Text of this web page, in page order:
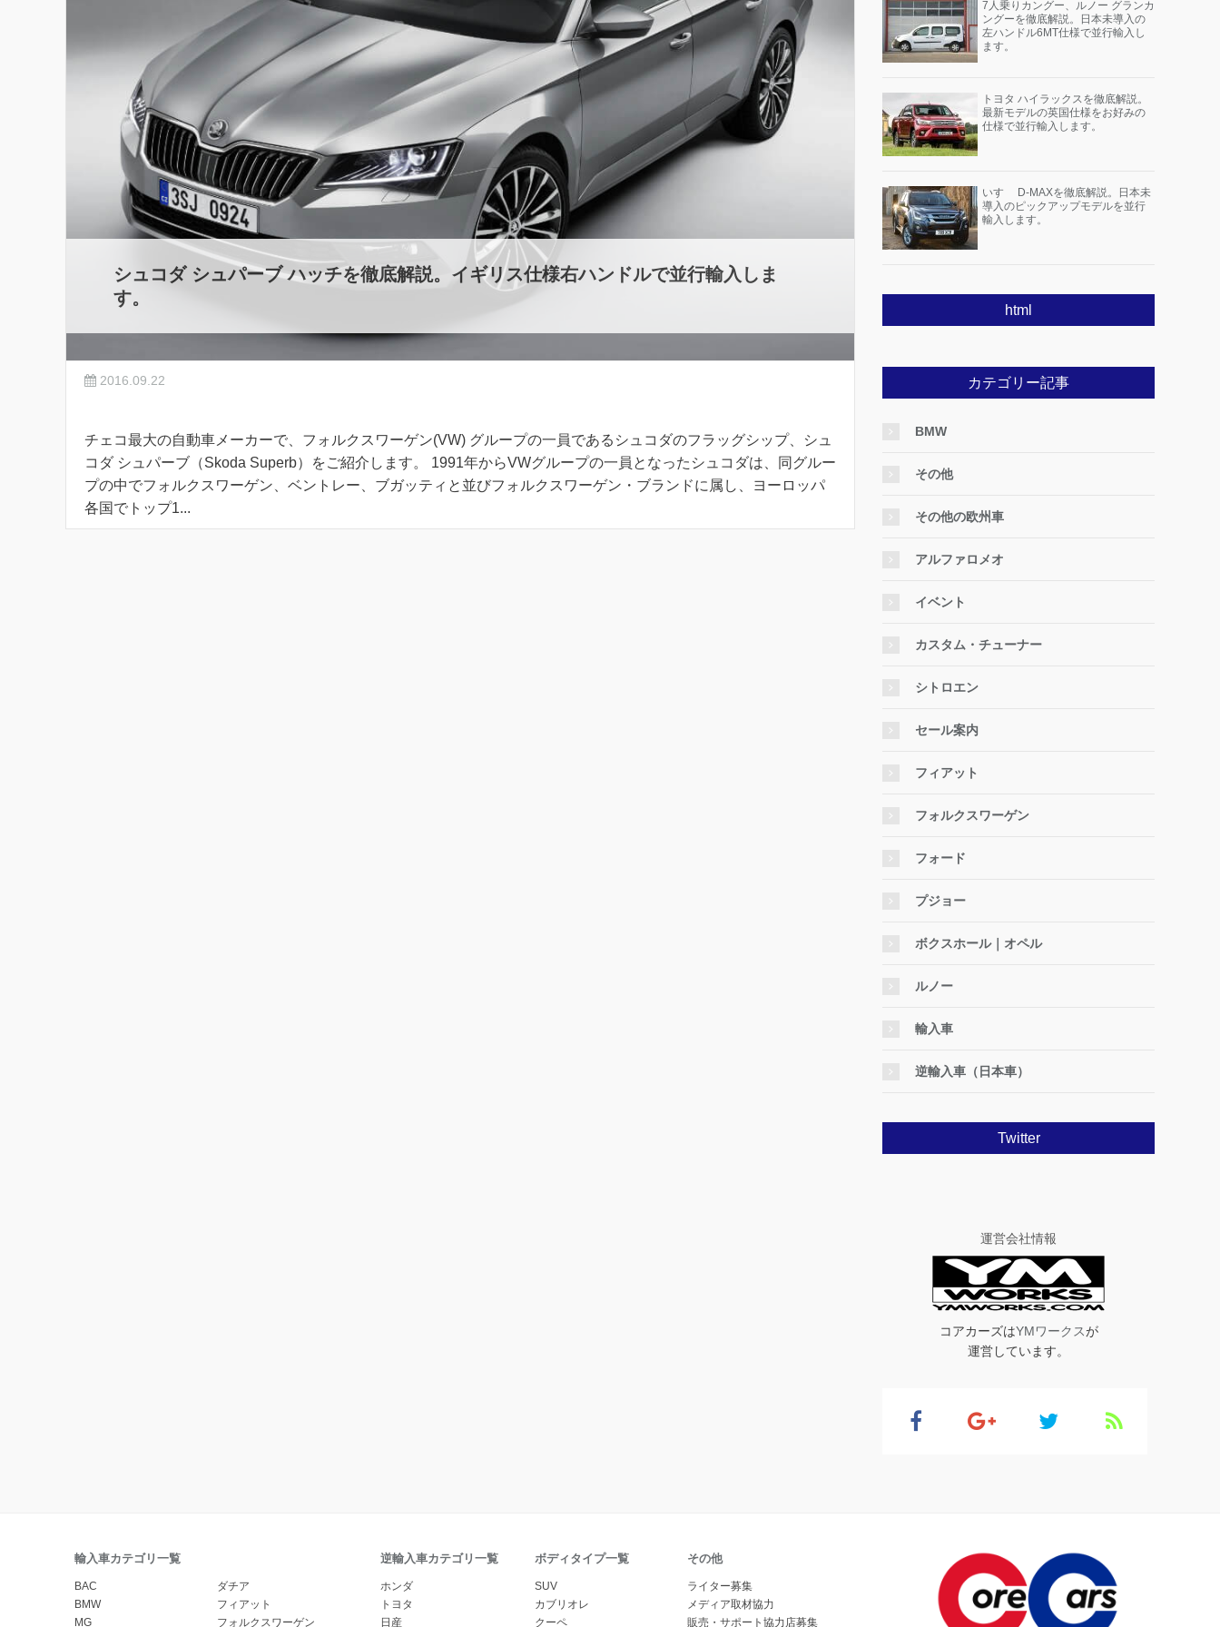
シュコダ シュパーブ ハッチを徹底解説。イギリス仕様右ハンドルで並行輸入しま
す。
2016.09.22
チェコ最大の自動車メーカーで、フォルクスワーゲン(VW) グループの一員であるシュコダのフラッグシップ、シュ
コダ シュパーブ（Skoda Superb）をご紹介します。 1991年からVWグループの一員となったシュコダは、同グルー
プの中でフォルクスワーゲン、ベントレー、ブガッティと並びフォルクスワーゲン・ブランドに属し、ヨーロッパ
各国でトップ1...
7人乗りカングー、ルノー グランカ
ングーを徹底解説。日本未導入の
左ハンドル6MT仕様で並行輸入し
ます。
トヨタ ハイラックスを徹底解説。
最新モデルの英国仕様をお好みの
仕様で並行輸入します。
いすゞ D-MAXを徹底解説。日本未
導入のピックアップモデルを並行
輸入します。
html
カテゴリー記事
BMW
その他
その他の欧州車
アルファロメオ
イベント
カスタム・チューナー
シトロエン
セール案内
フィアット
フォルクスワーゲン
フォード
プジョー
ボクスホール｜オペル
ルノー
輸入車
逆輸入車（日本車）
Twitter
運営会社情報
コアカーズはYMワークスが
運営しています。
輸入車カテゴリ一覧
BAC
BMW
MG
ダチア
フィアット
フォルクスワーゲン
逆輸入車カテゴリ一覧
ホンダ
トヨタ
日産
ボディタイプ一覧
SUV
カブリオレ
クーペ
その他
ライター募集
メディア取材協力
販売・サポート協力店募集